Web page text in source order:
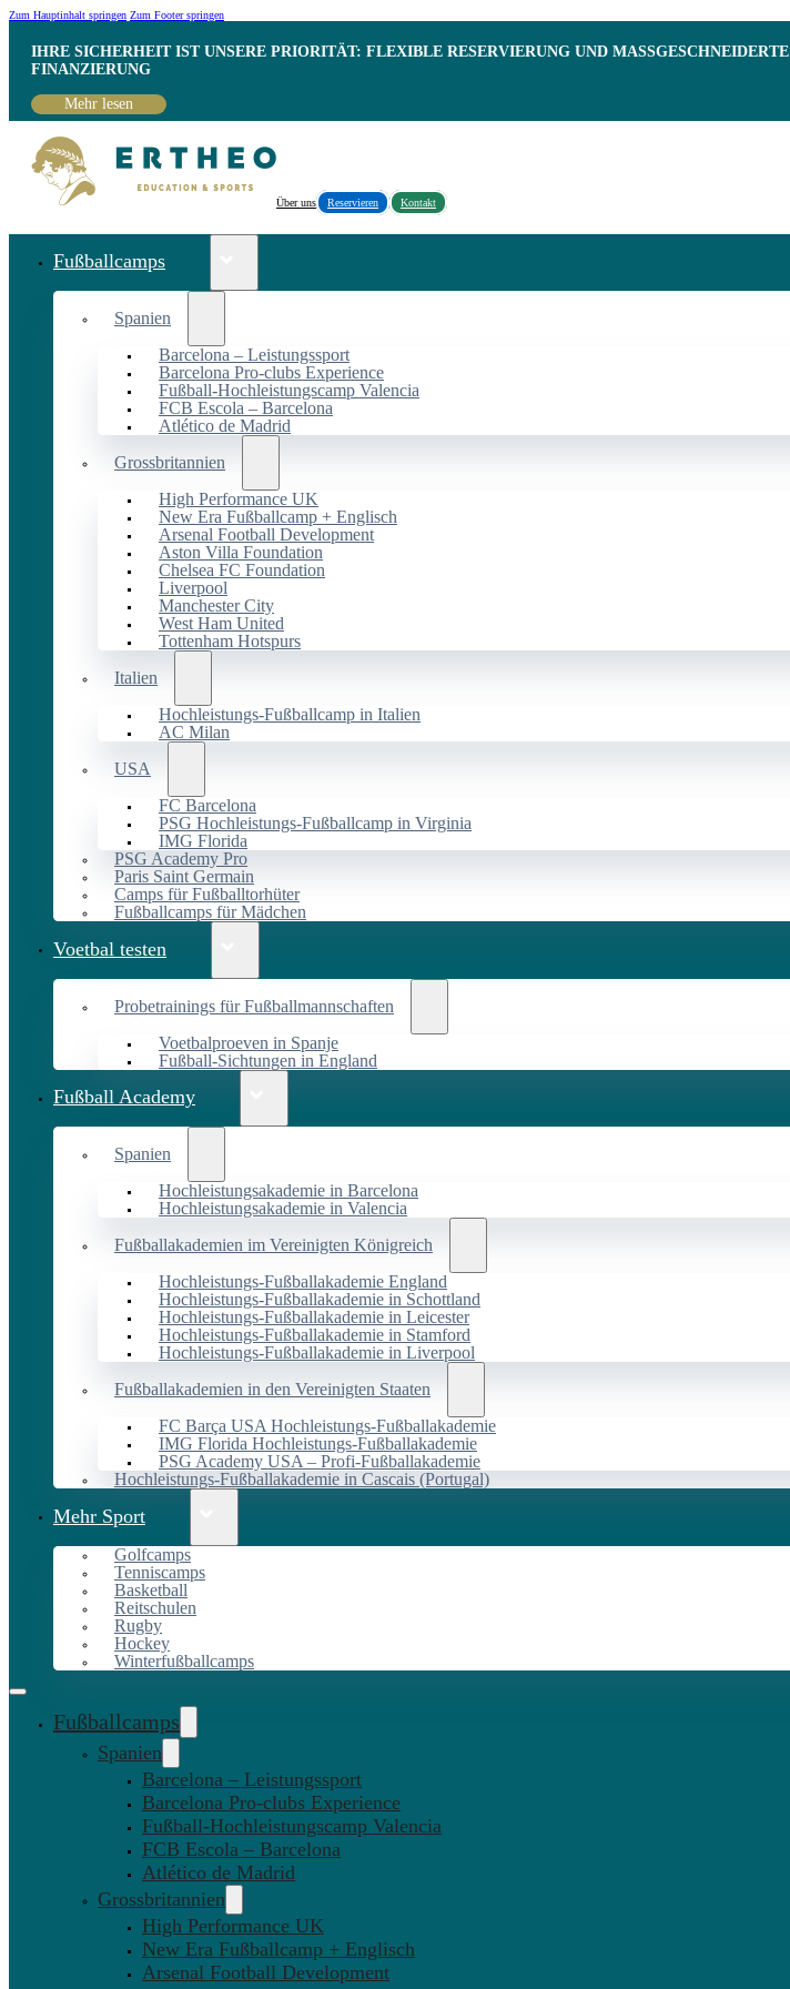
Zum Hauptinhalt springen Zum Footer springen
IHRE SICHERHEIT IST UNSERE PRIORITÄT: FLEXIBLE RESERVIERUNG UND MASSGESCHNEIDERTE F
INANZIERUNG
Mehr lesen
Über uns Reservieren Kontakt
Fußballcamps
Spanien
Barcelona – Leistungssport
Barcelona Pro-clubs Experience
Fußball-Hochleistungscamp Valencia
FCB Escola – Barcelona
Atlético de Madrid
Grossbritannien
High Performance UK
New Era Fußballcamp + Englisch
Arsenal Football Development
Aston Villa Foundation
Chelsea FC Foundation
Liverpool
Manchester City
West Ham United
Tottenham Hotspurs
Italien
Hochleistungs-Fußballcamp in Italien
AC Milan
USA
FC Barcelona
PSG Hochleistungs-Fußballcamp in Virginia
IMG Florida
PSG Academy Pro
Paris Saint Germain
Camps für Fußballtorhüter
Fußballcamps für Mädchen
Voetbal testen
Probetrainings für Fußballmannschaften
Voetbalproeven in Spanje
Fußball-Sichtungen in England
Fußball Academy
Spanien
Hochleistungsakademie in Barcelona
Hochleistungsakademie in Valencia
Fußballakademien im Vereinigten Königreich
Hochleistungs-Fußballakademie England
Hochleistungs-Fußballakademie in Schottland
Hochleistungs-Fußballakademie in Leicester
Hochleistungs-Fußballakademie in Stamford
Hochleistungs-Fußballakademie in Liverpool
Fußballakademien in den Vereinigten Staaten
FC Barça USA Hochleistungs-Fußballakademie
IMG Florida Hochleistungs-Fußballakademie
PSG Academy USA – Profi-Fußballakademie
Hochleistungs-Fußballakademie in Cascais (Portugal)
Mehr Sport
Golfcamps
Tenniscamps
Basketball
Reitschulen
Rugby
Hockey
Winterfußballcamps
Fußballcamps
Spanien
Barcelona – Leistungssport
Barcelona Pro-clubs Experience
Fußball-Hochleistungscamp Valencia
FCB Escola – Barcelona
Atlético de Madrid
Grossbritannien
High Performance UK
New Era Fußballcamp + Englisch
Arsenal Football Development